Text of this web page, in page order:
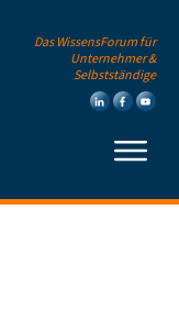
Das WissensForum für
Unternehmer &
Selbstständige